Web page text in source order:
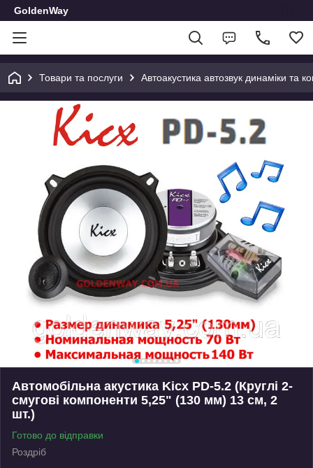
GoldenWay
Товари та послуги Автоакустика автозвук динаміки та
Автомобільна акустика Kicx PD-5.2 (Круглі 2-
смугові компоненти 5,25" (130 мм) 13 см, 2
шт.)
Готово до відправки
Роздріб